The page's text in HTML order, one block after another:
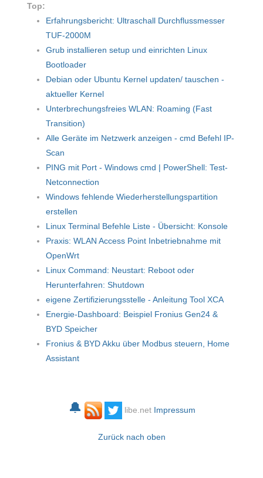
Top:
Erfahrungsbericht: Ultraschall Durchflussmesser
TUF-2000M
Grub installieren setup und einrichten Linux
Bootloader
Debian oder Ubuntu Kernel updaten/ tauschen -
aktueller Kernel
Unterbrechungsfreies WLAN: Roaming (Fast
Transition)
Alle Geräte im Netzwerk anzeigen - cmd Befehl IP-
Scan
PING mit Port - Windows cmd | PowerShell: Test-
Netconnection
Windows fehlende Wiederherstellungspartition
erstellen
Linux Terminal Befehle Liste - Übersicht: Konsole
Praxis: WLAN Access Point Inbetriebnahme mit
OpenWrt
Linux Command: Neustart: Reboot oder
Herunterfahren: Shutdown
eigene Zertifizierungsstelle - Anleitung Tool XCA
Energie-Dashboard: Beispiel Fronius Gen24 &
BYD Speicher
Fronius & BYD Akku über Modbus steuern, Home
Assistant
🔔 libe.net Impressum
Zurück nach oben